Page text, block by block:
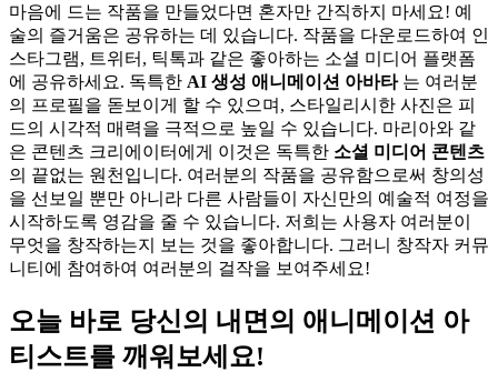
마음에 드는 작품을 만들었다면 혼자만 간직하지 마세요! 예
술의 즐거움은 공유하는 데 있습니다. 작품을 다운로드하여 인
스타그램, 트위터, 틱톡과 같은 좋아하는 소셜 미디어 플랫폼
에 공유하세요. 독특한 AI 생성 애니메이션 아바타는 여러분
의 프로필을 돋보이게 할 수 있으며, 스타일리시한 사진은 피
드의 시각적 매력을 극적으로 높일 수 있습니다. 마리아와 같
은 콘텐츠 크리에이터에게 이것은 독특한 소셜 미디어 콘텐츠
의 끝없는 원천입니다. 여러분의 작품을 공유함으로써 창의성
을 선보일 뿐만 아니라 다른 사람들이 자신만의 예술적 여정을
시작하도록 영감을 줄 수 있습니다. 저희는 사용자 여러분이
무엇을 창작하는지 보는 것을 좋아합니다. 그러니 창작자 커뮤
니티에 참여하여 여러분의 걸작을 보여주세요!
오늘 바로 당신의 내면의 애니메이션 아
티스트를 깨워보세요!